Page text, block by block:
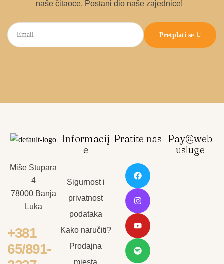
naše čitaoce. Postani dio naše zajednice!
Pretplati se
Miše Stupara
4
78000 Banja
Luka
+381
65/891-
Informacij
e
Sigurnost i
privatnost
podataka
Kako naručiti?
Prodajna
Pratite nas Pay@web
usluge